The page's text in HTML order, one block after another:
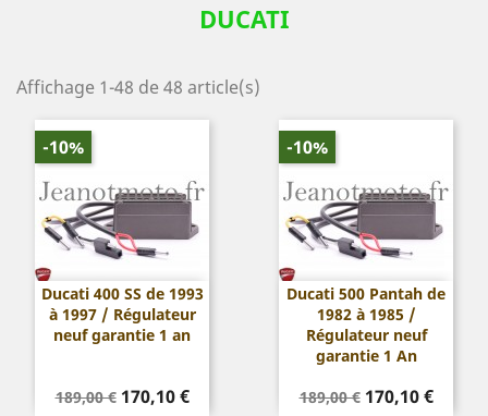
DUCATI
Affichage 1-48 de 48 article(s)
Ducati 400 SS de 1993
à 1997 / Régulateur
neuf garantie 1 an
Prix
189,00 € Prix
170,10 €
-10%
Ducati 500 Pantah de
1982 à 1985 /
Régulateur neuf
garantie 1 An
Prix
189,00 € Prix
170,10 €
-10%